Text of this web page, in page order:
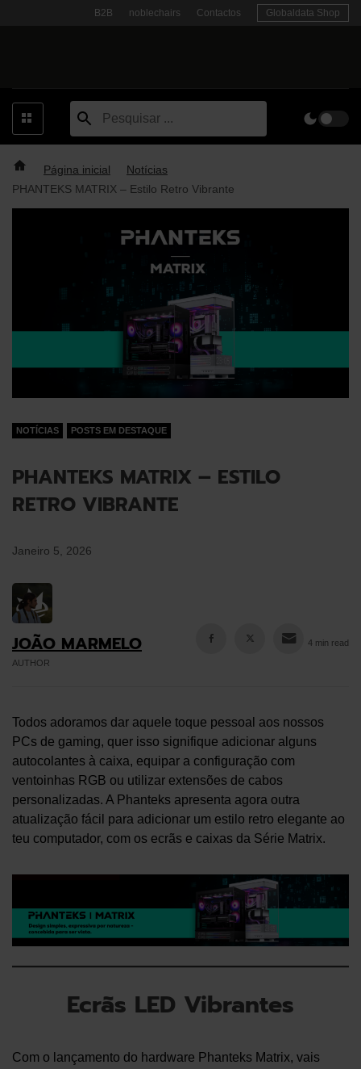
B2B noblechairs Contactos Globaldata Shop
Página inicial
Notícias
PHANTEKS MATRIX – Estilo Retro Vibrante
NOTÍCIAS POSTS EM DESTAQUE
PHANTEKS MATRIX – ESTILO
RETRO VIBRANTE
Janeiro 5, 2026
JOÃO MARMELO
AUTHOR
4 min read
Todos adoramos dar aquele toque pessoal aos nossos
PCs de gaming, quer isso signifique adicionar alguns
autocolantes à caixa, equipar a configuração com
ventoinhas RGB ou utilizar extensões de cabos
personalizadas. A Phanteks apresenta agora outra
atualização fácil para adicionar um estilo retro elegante ao
teu computador, com os ecrãs e caixas da Série Matrix.
Ecrãs LED Vibrantes
Com o lançamento do hardware Phanteks Matrix, vais